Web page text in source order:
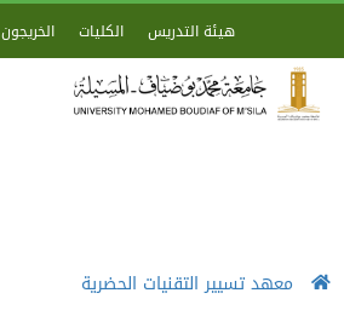
هيئة التدريس الكليات الخريجون
معهد تسيير التقنيات الحضرية